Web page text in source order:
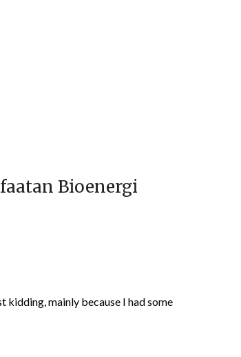
Bioenergi
kidding, mainly because I had some